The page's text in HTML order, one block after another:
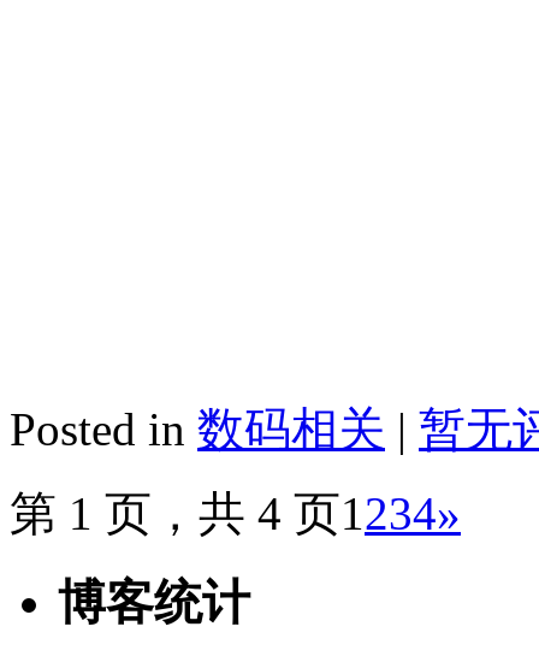
Posted in 数码相关 | 暂无
第 1 页，共 4 页1234»
博客统计